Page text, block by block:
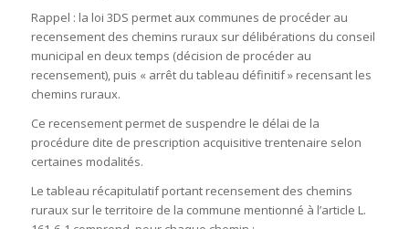
Rappel : la loi 3DS permet aux communes de procéder au
recensement des chemins ruraux sur délibérations du conseil
municipal en deux temps (décision de procéder au
recensement), puis « arrêt du tableau définitif » recensant les
chemins ruraux.
Ce recensement permet de suspendre le délai de la
procédure dite de prescription acquisitive trentenaire selon
certaines modalités.
Le tableau récapitulatif portant recensement des chemins
ruraux sur le territoire de la commune mentionné à l’article L.